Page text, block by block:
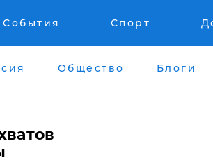
События Спорт
Общество Блоги